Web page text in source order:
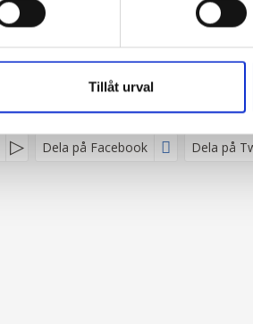
Tillåt urval
Dela på Facebook Dela på